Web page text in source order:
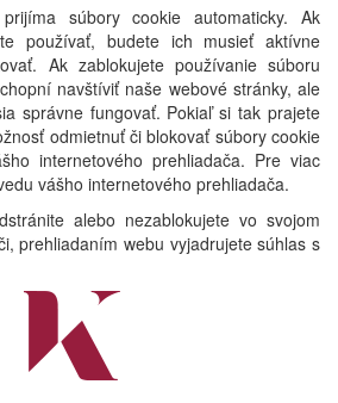
súbory cookie automaticky. Ak
používať, budete ich musieť aktívne
Ak zablokujete používanie súboru
navštíviť naše webové stránky, ale
správne fungovať. Pokiaľ si tak prajete
odmietnuť či blokovať súbory cookie
internetového prehliadača. Pre viac
vášho internetového prehliadača.
alebo nezablokujete vo svojom
prehliadaním webu vyjadrujete súhlas s